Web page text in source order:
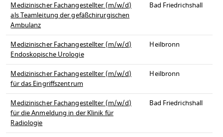
Medizinischer Fachangestellter (m/w/d)
als Teamleitung der gefäßchirurgischen
Ambulanz
Bad Friedrichshall
Medizinischer Fachangestellter (m/w/d)
Endoskopische Urologie
Heilbronn
Medizinischer Fachangestellter (m/w/d)
für das Eingriffszentrum
Heilbronn
Medizinischer Fachangestellter (m/w/d)
für die Anmeldung in der Klinik für
Radiologie
Bad Friedrichshall